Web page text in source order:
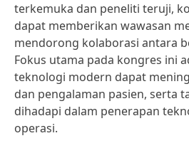
terkemuka dan peneliti teruji,
dapat memberikan wawasan
mendorong kolaborasi antara
Fokus utama pada kongres ini
teknologi modern dapat
dan pengalaman pasien, serta
dihadapi dalam penerapan
operasi.